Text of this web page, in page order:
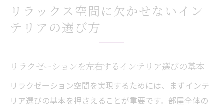
リラックス空間に欠かせないイン
テリアの選び方
リラクゼーションを左右するインテリア選びの基本
リラクゼーション空間を実現するためには、まずインテ
リア選びの基本を押さえることが重要です。部屋全体の